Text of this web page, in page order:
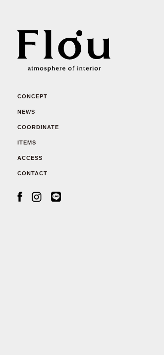
CONCEPT
NEWS
COORDINATE
ITEMS
ACCESS
CONTACT